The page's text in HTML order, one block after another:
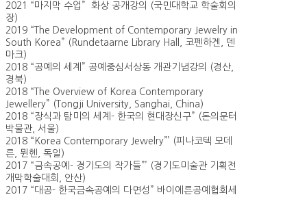
2021 “마지막 수업” 화상 공개강의 (국민대학교 학술회의
장)
2019 “The Development of Contemporary Jewelry in
South Korea” (Rundetaarne Library Hall, 코펜하겐, 덴
마크)
2018 “공예의 세계” 공예중심서상동 개관기념강의 (경산,
경북)
2018 “The Overview of Korea Contemporary
Jewellery” (Tongji University, Sanghai, China)
2018 “장식과 탐미의 세계- 한국의 현대장신구” (돈의문터
박물관, 서울)
2018 “Korea Contemporary Jewelry”’ (피나코텍 모데
른, 뮌헨, 독일)
2017 “금속공예- 경기도의 작가들”’ (경기도미술관 기획전
개막학술대회, 안산)
2017 “대공- 한국금속공예의 다면성” 바이에른공예협회세